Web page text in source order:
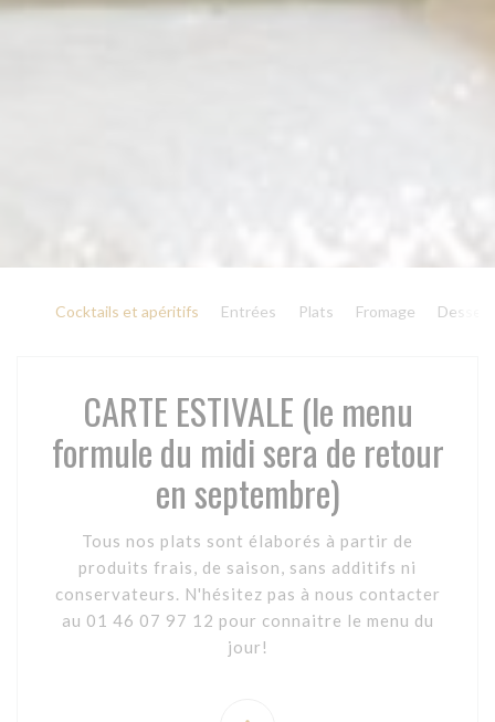
Cocktails et apéritifs Entrées Plats Fromage
CARTE ESTIVALE (le menu
formule du midi sera de retour
en septembre)
Tous nos plats sont élaborés à partir de
produits frais, de saison, sans additifs ni
conservateurs. N'hésitez pas à nous contacter
au 01 46 07 97 12 pour connaitre le menu du
jour!